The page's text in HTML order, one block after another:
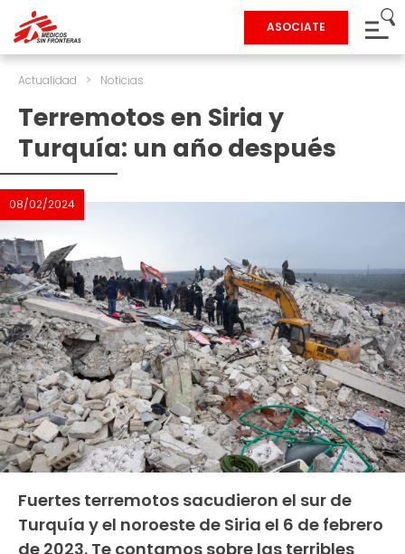
ASOCIATE
Actualidad > Noticias
Terremotos en Siria y
Turquía: un año después
08/02/2024
Fuertes terremotos sacudieron el sur de
Turquía y el noroeste de Siria el 6 de febrero
de 2023. Te contamos sobre las terribles